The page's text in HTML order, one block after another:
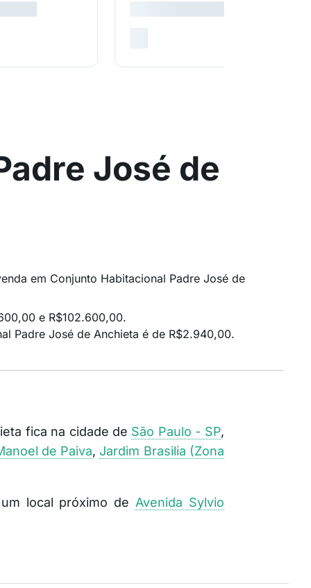
José de
em Conjunto Habitacional Padre José de
e R$102.600,00.
Padre José de Anchieta é de R$2.940,00.
fica na cidade de São Paulo - SP,
de Paiva, Jardim Brasilia (Zona
local próximo de Avenida Sylvio